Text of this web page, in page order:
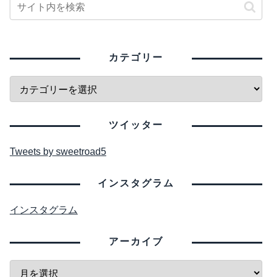
カテゴリー
ツイッター
Tweets by sweetroad5
インスタグラム
インスタグラム
アーカイブ